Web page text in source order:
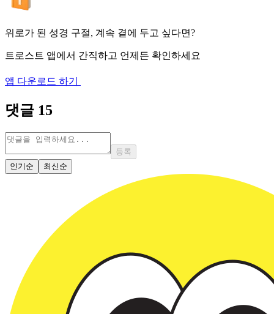
위로가 된 성경 구절, 계속 곁에 두고 싶다면?
트로스트 앱에서 간직하고 언제든 확인하세요
앱 다운로드 하기
댓글 15
등록
인기순
최신순